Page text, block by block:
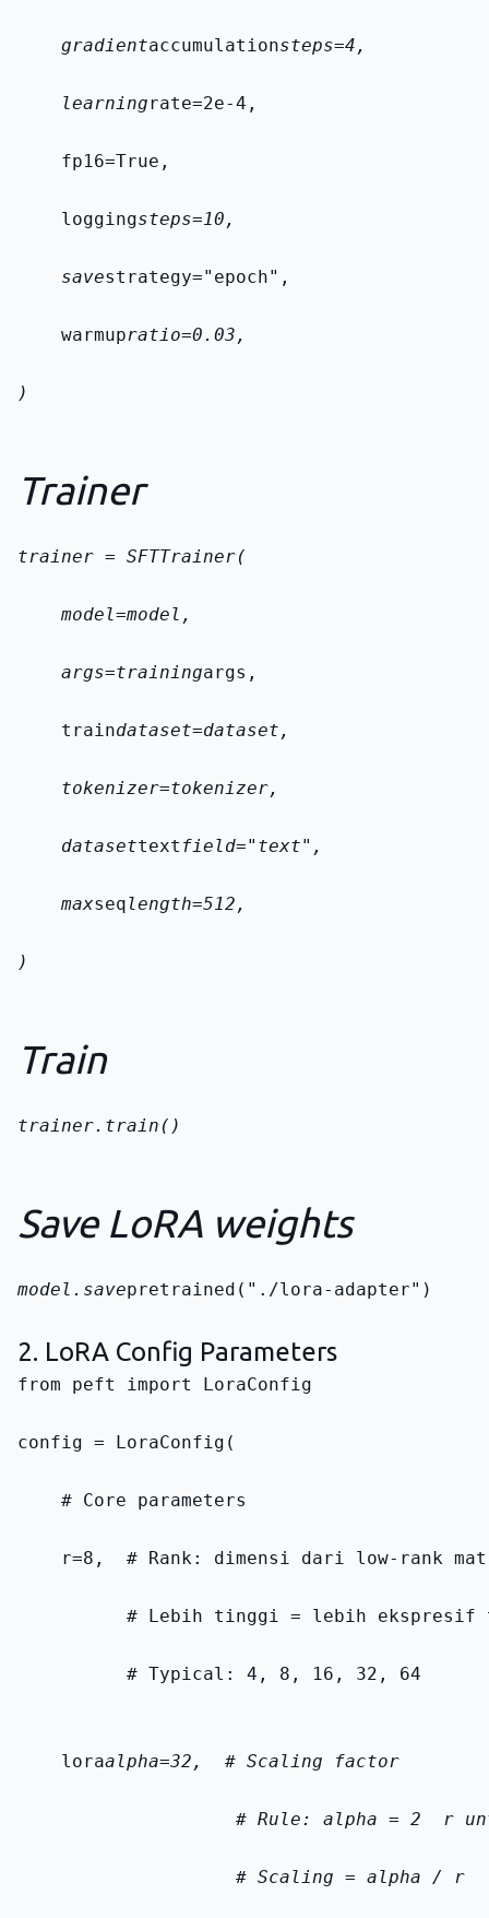
    gradient
accumulationsteps=4,
    learning
rate=2e-4,
    fp16=True,
    logging
steps=10,
    save
strategy="epoch",
    warmup
ratio=0.03,
)
Trainer
trainer = SFTTrainer(
    model=model,
    args=training
args,
    train
dataset=dataset,
    tokenizer=tokenizer,
    dataset
text field="text",
    max
seqlength=512,
)
Train
trainer.train()
Save LoRA weights
model.savepretrained("./lora-adapter")
2. LoRA Config Parameters
from peft import LoraConfig
config = LoraConfig(
    # Core parameters
r=8,  # Rank: dimensi dari low-rank
# Lebih tinggi = lebih ekspresif
          # Typical: 4, 8, 16, 32, 64
    lora
alpha=32,  # Scaling factor
                    # Rule: alpha = 2
r
                    # Scaling = alpha / r